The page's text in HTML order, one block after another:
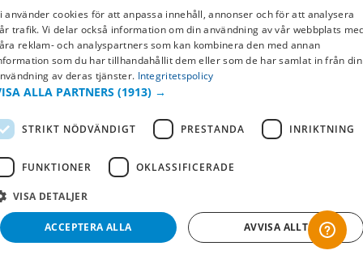
SWEDISH
FI
använder cookies för att anpassa innehåll, annonser och för att analysera
trafik. Vi delar också information om din användning av vår webbplats
reklam- och analyspartners som kan kombinera den med annan
som du har tillhandahållit dem eller som de har samlat in från din
av deras tjänster. Integritetspolicy
ALLA PARTNERS (1913) →
STRIKT NÖDVÄNDIGT PRESTANDA INRIKTNING
FUNKTIONER OKLASSIFICERADE
VISA DETALJER
ACCEPTERA ALLA AVVISA ALLT